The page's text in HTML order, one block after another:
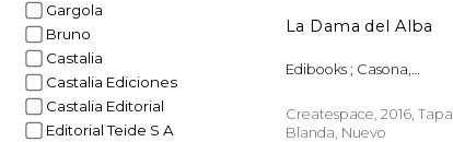
Gargola
Bruno
Castalia
Castalia Ediciones
Castalia Editorial
Editorial Teide S A
La Dama del Alba
Edibooks ; Casona,
Createspace, 2016, Tapa
Blanda, Nuevo